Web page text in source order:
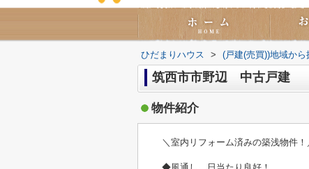
ひだまりハウス > (戸建(売買))地域から
筑西市市野辺 中古戸建
物件紹介
＼室内リフォーム済みの築浅物件！